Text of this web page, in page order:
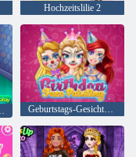
Hochzeitslilie 2
Geburtstags-Gesichts-Malerei